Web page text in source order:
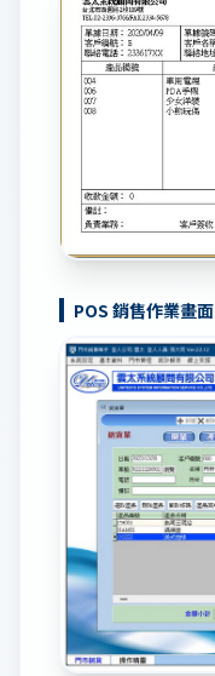
POS 銷售作業畫面